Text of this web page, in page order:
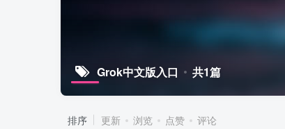
Grok中文版入口 共1篇
排序 更新 浏览 点赞 评论